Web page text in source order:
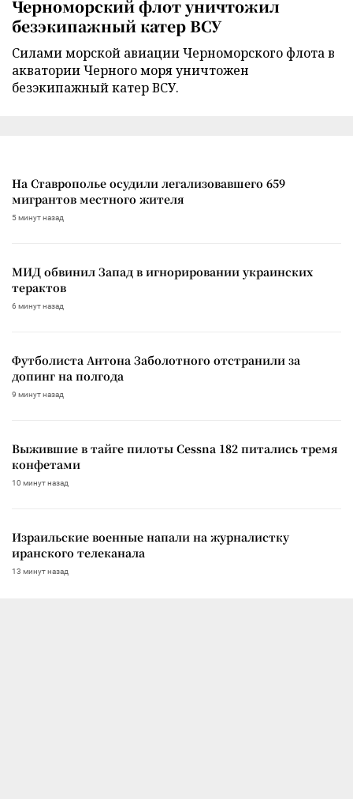
Черноморский флот уничтожил
безэкипажный катер ВСУ
Силами морской авиации Черноморского флота в
акватории Черного моря уничтожен
безэкипажный катер ВСУ.
На Ставрополье осудили легализовавшего 659
мигрантов местного жителя
5 минут назад
МИД обвинил Запад в игнорировании украинских
терактов
6 минут назад
Футболиста Антона Заболотного отстранили за
допинг на полгода
9 минут назад
Выжившие в тайге пилоты Cessna 182 питались тремя
конфетами
10 минут назад
Израильские военные напали на журналистку
иранского телеканала
13 минут назад